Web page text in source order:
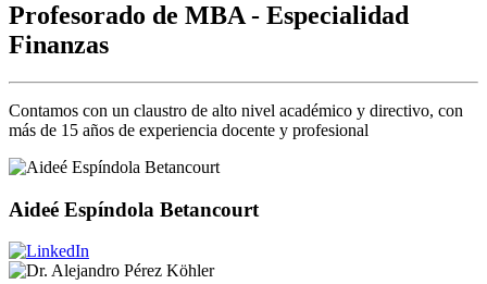
Profesorado de MBA - Especialidad
Finanzas
Contamos con un claustro de alto nivel académico y directivo, con
más de 15 años de experiencia docente y profesional
Aideé Espíndola Betancourt